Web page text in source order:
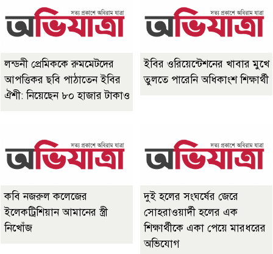
লন্ডনী প্রেমিককে রুমমেটদের
আপত্তিকর ছবি পাঠাতেন ইবির
ঐশী: নিয়েছেন ৮০ হাজার টাকাও
ইবির ওরিয়েন্টেশনের খাবার মুখে
তুলতে পারেনি অধিকাংশ শিক্ষার্থী
কবি নজরুল কলেজের
ইলেকট্রিশিয়ান আমানের স্ত্রী
নিখোঁজ
দুই হলের সংঘর্ষের জেরে
সোহরাওয়ার্দী হলের এক
শিক্ষার্থীকে একা পেয়ে মারধরের
অভিযোগ